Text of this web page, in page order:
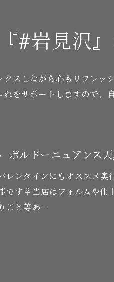
#岩見沢
スしながら心もリフレ
をサポートしますので
ボルドーニュアンス
レンタインにもオススメ
です♀当店はフォルムや仕
りごと等あ…